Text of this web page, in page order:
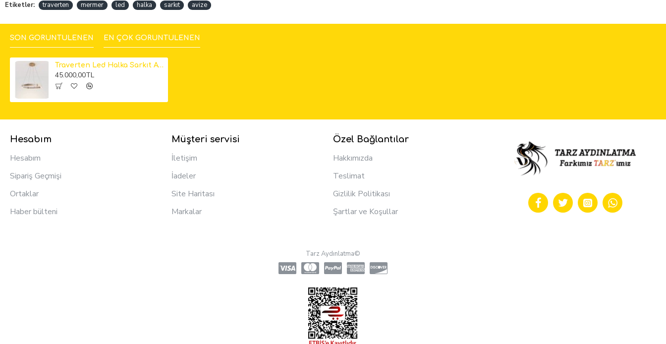
Etiketler: traverten mermer led halka sarkıt avize
SON GÖRÜNTÜLENEN EN ÇOK GÖRÜNTÜLENEN
Traverten Led Halka Sarkıt Avize
45.000,00TL
Hesabım
Hesabım
Sipariş Geçmişi
Ortaklar
Haber bülteni
Müşteri servisi
İletişim
İadeler
Site Haritası
Markalar
Özel Bağlantılar
Hakkımızda
Teslimat
Gizlilik Politikası
Şartlar ve Koşullar
Tarz Aydınlatma©